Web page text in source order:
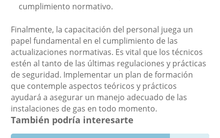
cumplimiento normativo.
Finalmente, la capacitación del personal juega un
papel fundamental en el cumplimiento de las
actualizaciones normativas. Es vital que los técnicos
estén al tanto de las últimas regulaciones y prácticas
de seguridad. Implementar un plan de formación
que contemple aspectos teóricos y prácticos
ayudará a asegurar un manejo adecuado de las
instalaciones de gas en todo momento.
También podría interesarte